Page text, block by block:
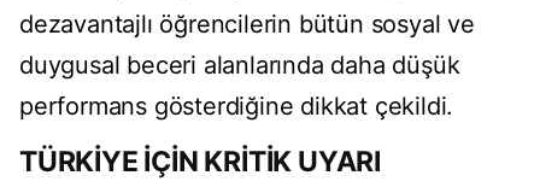
dezavantajlı öğrencilerin bütün sosyal ve
duygusal beceri alanlarında daha düşük
performans gösterdiğine dikkat çekildi.
TÜRKİYE İÇİN KRİTİK UYARI